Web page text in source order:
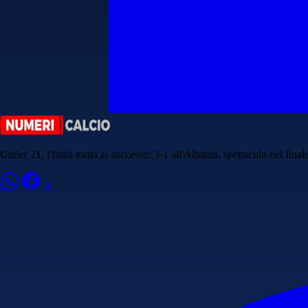
Under 21, l'Italia torna al successo: 3-1 all'Albania, spettacolo nel